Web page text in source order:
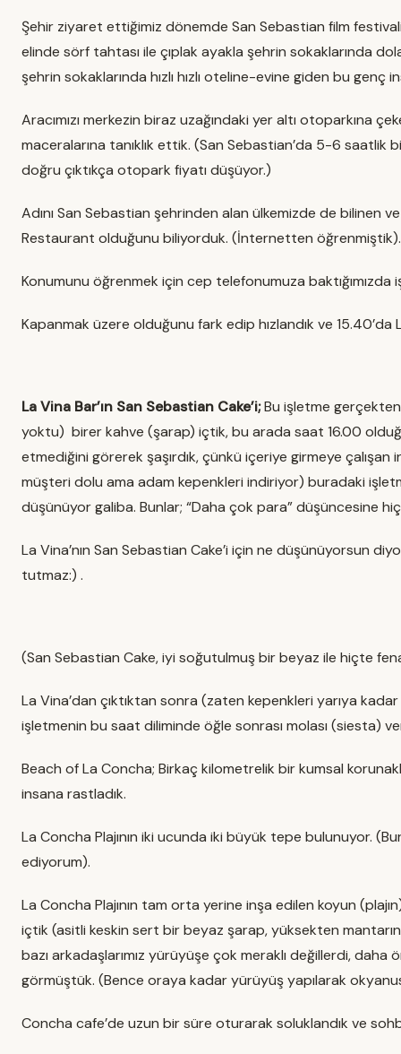
Şehir ziyaret ettiğimiz dönemde San Sebastian film
elinde sörf tahtası ile çıplak ayakla şehrin sokaklarında
şehrin sokaklarında hızlı hızlı oteline-evine giden bu
Aracımızı merkezin biraz uzağındaki yer altı otoparkına
maceralarına tanıklık ettik. (San Sebastian’da 5-6
doğru çıktıkça otopark fiyatı düşüyor.)
Adını San Sebastian şehrinden alan ülkemizde de bilinen
Restaurant olduğunu biliyorduk. (İnternetten öğrenmiştik).
Konumunu öğrenmek için cep telefonumuza
Kapanmak üzere olduğunu fark edip hızlandık ve 15.40’da
La Vina Bar’ın San Sebastian Cake’i;Bu işletme gerçekten
yoktu) birer kahve (şarap) içtik, bu arada saat 16.00
etmediğini görerek şaşırdık, çünkü içeriye girmeye çalışan
müşteri dolu ama adam kepenkleri indiriyor) buradaki
düşünüyor galiba. Bunlar; “Daha çok para” düşüncesine
La Vina’nın San Sebastian Cake’i için ne düşünüyorsun
tutmaz:) .
(San Sebastian Cake, iyi soğutulmuş bir beyaz ile hiçte
La Vina’dan çıktıktan sonra (zaten kepenkleri yarıya
işletmenin bu saat diliminde öğle sonrası molası (siesta)
Beach of La Concha; Birkaç kilometrelik bir kumsal
insana rastladık.
La Concha Plajının iki ucunda iki büyük tepe bulunuyor.
ediyorum).
La Concha Plajının tam orta yerine inşa edilen koyun
içtik (asitli keskin sert bir beyaz şarap, yüksekten
bazı arkadaşlarımız yürüyüşe çok meraklı değillerdi,
görmüştük. (Bence oraya kadar yürüyüş yapılarak
Concha cafe’de uzun bir süre oturarak soluklandık ve